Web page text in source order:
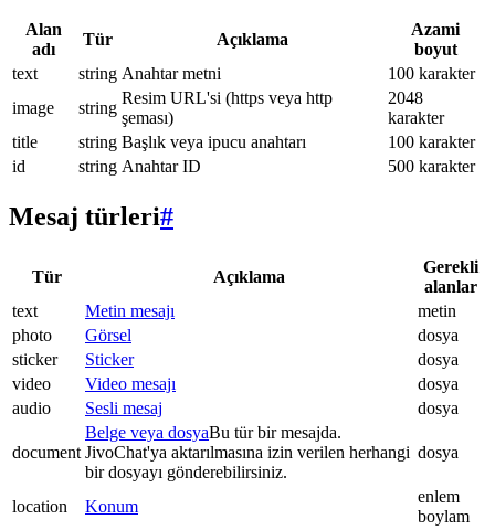
Alan
adı
Tür Açıklama
Azami
boyut
text
string Anahtar metni
100 karakter
image
string
Resim URL'si (https veya http
şeması)
2048
karakter
title
string Başlık veya ipucu anahtarı
100 karakter
id
string Anahtar ID 500 karakter
Mesaj türleri#
Tür Açıklama
Gerekli
alanlar
text
Metin mesajı
metin
photo
Görsel
dosya
sticker
Sticker
dosya
video
Video mesajı
dosya
audio
Sesli mesaj dosya
document
Belge veya dosyaBu tür bir mesajda.
JivoChat'ya aktarılmasına izin verilen herhangi
bir dosyayı gönderebilirsiniz.
dosya
location Konum
enlem
boylam